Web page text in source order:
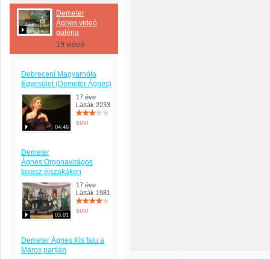
Demeter
Ágnes videó
galéria
19 videó
Debreceni Magyarnóta
Egyesület (Demeter Ágnes)
04:46
17 éve
Látták:2233
suvi
Demeter
Ágnes:Orgonavirágos
tavasz éjszakákon
03:01
17 éve
Látták:1981
suvi
Demeter Ágnes:Kis falu a
Maros partján